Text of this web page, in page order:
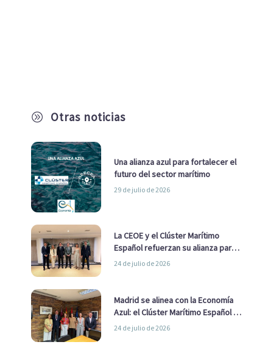
A Otras noticias
Una alianza azul para fortalecer el
futuro del sector marítimo
29 de julio de 2026
La CEOE y el Clúster Marítimo
Español refuerzan su alianza para
impulsar una estrategia Nacional
24 de julio de 2026
Madrid se alinea con la Economía
Azul: el Clúster Marítimo Español y
la Real Liga Naval avanzan alianzas
24 de julio de 2026